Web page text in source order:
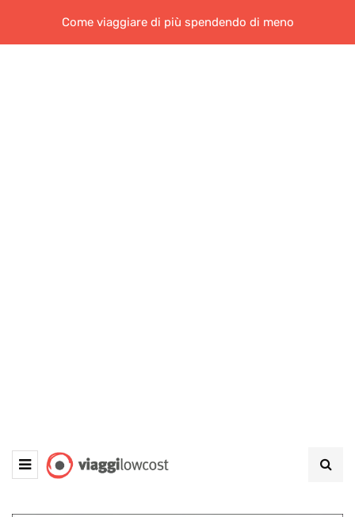
Come viaggiare di più spendendo di meno